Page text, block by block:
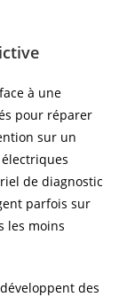
à une
pour réparer
sur un
de diagnostic
parfois sur
les moins
des